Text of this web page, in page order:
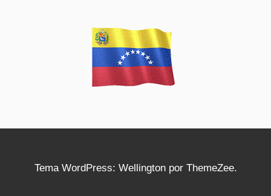
Tema WordPress: Wellington por ThemeZee.